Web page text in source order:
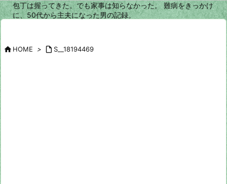

検索
包丁は握ってきた。でも家事は知らなかった。 難病をきっかけ
に、50代から主夫になった男の記録。
HOME >  S__18194469